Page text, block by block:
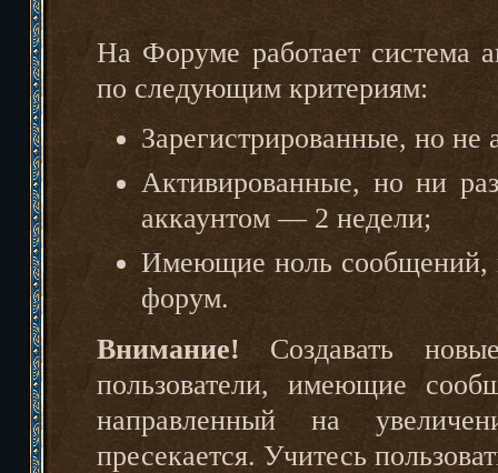
На Форуме работает система
по следующим критериям:
Зарегистрированные, но
Активированные, но ни
аккаунтом — 2 недели;
Имеющие ноль сообщений,
форум.
Внимание! Создавать
пользователи, имеющие
направленный на
пресекается. Учитесь